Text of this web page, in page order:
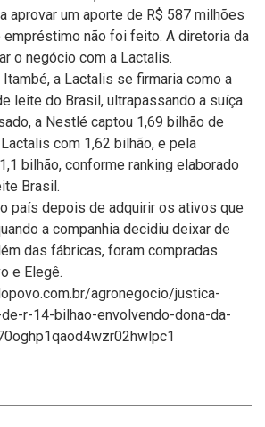
aprovar um aporte de R$ 587 milhões
empréstimo não foi feito. A diretoria da
o negócio com a Lactalis.
a Lactalis se firmaria como a
leite do Brasil, ultrapassando a suíça
a Nestlé captou 1,69 bilhão de
com 1,62 bilhão, e pela
bilhão, conforme ranking elaborado
Brasil.
país depois de adquirir os ativos que
a companhia decidiu deixar de
das fábricas, foram compradas
e Elegê.
agronegocio/justica-
r-14-bilhao-envolvendo-dona-da-